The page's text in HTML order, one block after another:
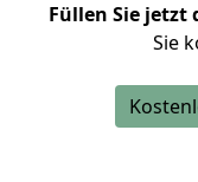
Füllen Sie jetzt
Sie